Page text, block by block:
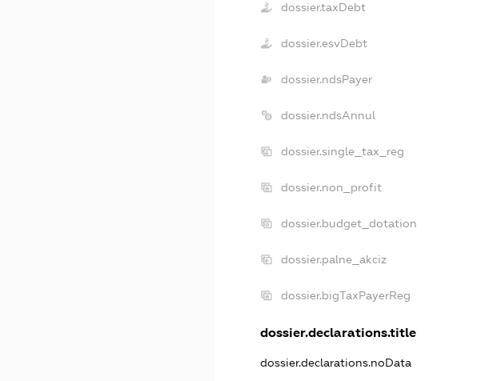
dossier.taxDebt
dossier.esvDebt
dossier.ndsPayer
dossier.ndsAnnul
dossier.single_tax_reg
dossier.non_profit
dossier.budget_dotation
dossier.palne_akciz
dossier.bigTaxPayerReg
dossier.declarations.title
dossier.declarations.noData